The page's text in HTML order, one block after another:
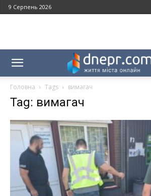
9 Серпень 2026
Головна Tags вимагач
Tag: вимагач